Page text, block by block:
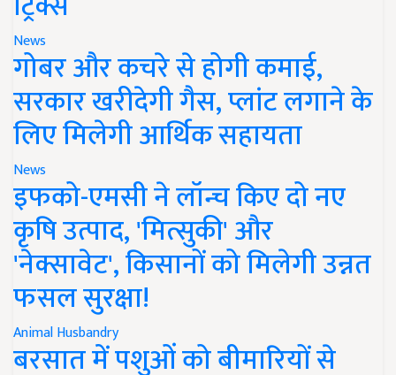
News
गोबर और कचरे से होगी कमाई,
सरकार खरीदेगी गैस, प्लांट लगाने के
लिए मिलेगी आर्थिक सहायता
News
इफको-एमसी ने लॉन्च किए दो नए
कृषि उत्पाद, 'मित्सुकी' और
'नेक्सावेट', किसानों को मिलेगी उन्नत
फसल सुरक्षा!
Animal Husbandry
बरसात में पशुओं को बीमारियों से